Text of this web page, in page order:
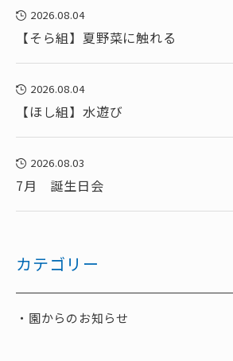
2026.08.04
【そら組】夏野菜に触れる
2026.08.04
【ほし組】水遊び
2026.08.03
7月 誕生日会
カテゴリー
園からのお知らせ